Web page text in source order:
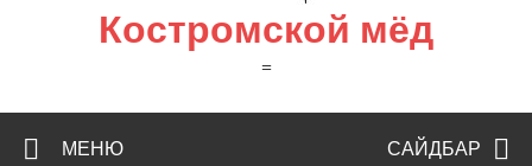
Костромской мёд
=
САЙДБАР
МЕНЮ